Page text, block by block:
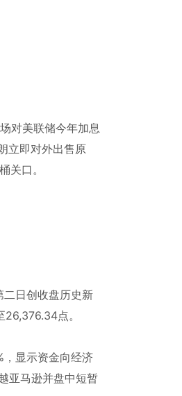
对美联储今年加息
立即对外出售原
关口。
日创收盘历史新
点。
，显示资金向经济
亚马逊并盘中短暂